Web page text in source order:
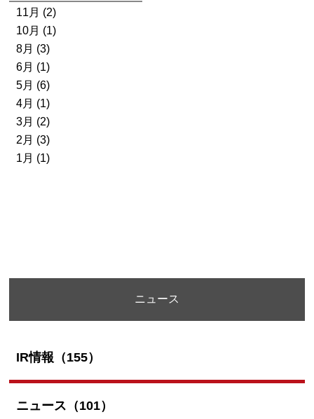
11月 (2)
10月 (1)
8月 (3)
6月 (1)
5月 (6)
4月 (1)
3月 (2)
2月 (3)
1月 (1)
ニュース
IR情報（155）
ニュース（101）